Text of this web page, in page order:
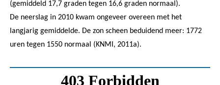
(gemiddeld 17,7 graden tegen 16,6 graden normaal).
De neerslag in 2010 kwam ongeveer overeen met het
langjarig gemiddelde. De zon scheen beduidend meer: 1772
uren tegen 1550 normaal (KNMI, 2011a).